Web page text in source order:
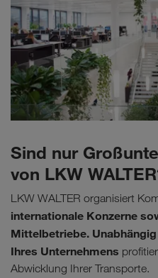
Sind nur
von LKW
LKW WALTER organisiert
internationale Konzerne
Mittelbetriebe.
Ihres Unternehmens
Abwicklung Ihrer Transporte.